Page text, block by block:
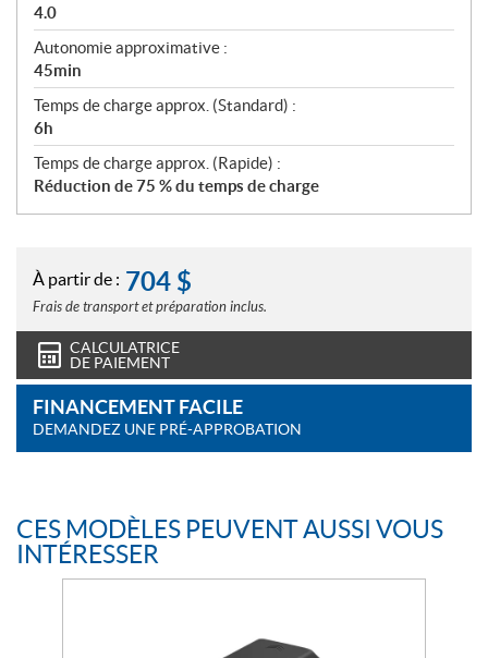
4.0
Autonomie approximative :
45min
Temps de charge approx. (Standard) :
6h
Temps de charge approx. (Rapide) :
Réduction de 75 % du temps de charge
À partir de : 704 $
Frais de transport et préparation inclus.
CALCULATRICE
DE PAIEMENT
FINANCEMENT FACILE
DEMANDEZ UNE PRÉ-APPROBATION
CES MODÈLES PEUVENT AUSSI VOUS
INTÉRESSER